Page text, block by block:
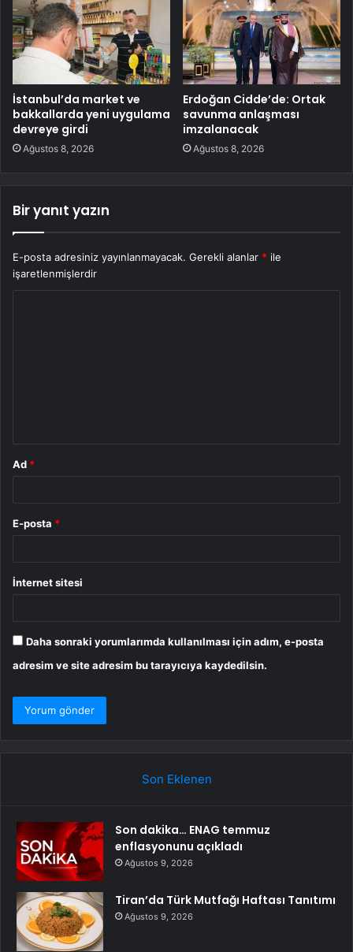
İstanbul’da market ve
bakkallarda yeni uygulama
devreye girdi
Ağustos 8, 2026
Erdoğan Cidde’de: Ortak
savunma anlaşması
imzalanacak
Ağustos 8, 2026
Bir yanıt yazın
E-posta adresiniz yayınlanmayacak. Gerekli alanlar * ile
işaretlenmişlerdir
Ad *
E-posta *
İnternet sitesi
Daha sonraki yorumlarımda kullanılması için adım, e-posta
adresim ve site adresim bu tarayıcıya kaydedilsin.
Son Eklenen
Son dakika… ENAG temmuz
enflasyonunu açıkladı
Ağustos 9, 2026
Tiran’da Türk Mutfağı Haftası Tanıtımı
Ağustos 9, 2026